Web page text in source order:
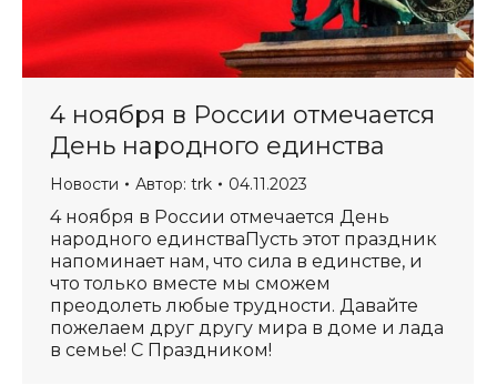
4 ноября в России отмечается
День народного единства
Новости Автор: trk 04.11.2023
4 ноября в России отмечается День
народного единстваПусть этот праздник
напоминает нам, что сила в единстве, и
что только вместе мы сможем
преодолеть любые трудности. Давайте
пожелаем друг другу мира в доме и лада
в семье! С Праздником!